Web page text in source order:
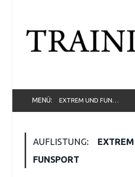
MENÜ:
AUFLISTUNG:
FUNSPORT